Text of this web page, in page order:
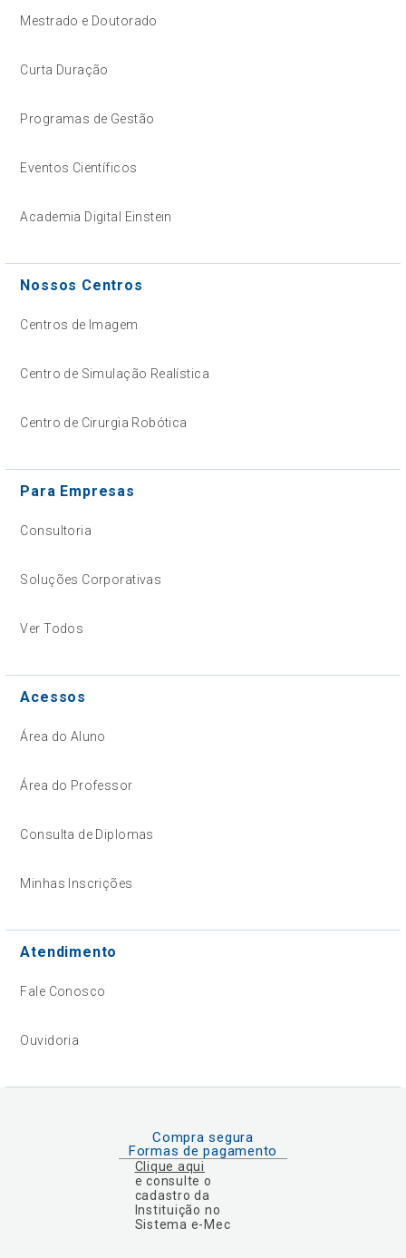
Mestrado e Doutorado
Curta Duração
Programas de Gestão
Eventos Científicos
Academia Digital Einstein
Nossos Centros
Centros de Imagem
Centro de Simulação Realística
Centro de Cirurgia Robótica
Para Empresas
Consultoria
Soluções Corporativas
Ver Todos
Acessos
Área do Aluno
Área do Professor
Consulta de Diplomas
Minhas Inscrições
Atendimento
Fale Conosco
Ouvidoria
Compra segura
Formas de pagamento
Clique aqui
e consulte o
cadastro da
Instituição no
Sistema e-Mec